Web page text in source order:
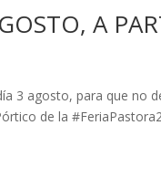
A
3 agosto, para que no
de la